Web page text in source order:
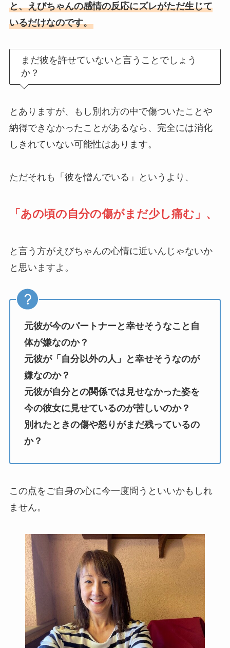
と、えびちゃんの感情の反応にズレがただ生じて
いるだけなのです。
まだ彼を許せていないと言うことでしょう
か？
とありますが、もし別れ方の中で傷ついたことや
納得できなかったことがあるなら、完全には消化
しきれていない可能性はあります。
ただそれも「彼を憎んでいる」というより、
「あの頃の自分の傷がまだ少し痛む」、
と言う方がえびちゃんの心情に近いんじゃないか
と思いますよ。
元彼が今のパートナーと幸せそうなこと自
体が嫌なのか？
元彼が「自分以外の人」と幸せそうなのが
嫌なのか？
元彼が自分との関係では見せなかった姿を
今の彼女に見せているのが苦しいのか？
別れたときの傷や怒りがまだ残っているの
か？
この点をご自身の心に今一度問うといいかもしれ
ません。